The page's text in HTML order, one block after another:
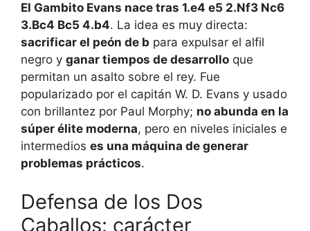
El Gambito Evans nace tras 1.e4 e5 2.Nf3 Nc6
3.Bc4 Bc5 4.b4. La idea es muy directa:
sacrificar el peón de b para expulsar el alfil
negro y ganar tiempos de desarrollo que
permitan un asalto sobre el rey. Fue
popularizado por el capitán W. D. Evans y usado
con brillantez por Paul Morphy; no abunda en la
súper élite moderna, pero en niveles iniciales e
intermedios es una máquina de generar
problemas prácticos.
Defensa de los Dos
Caballos: carácter